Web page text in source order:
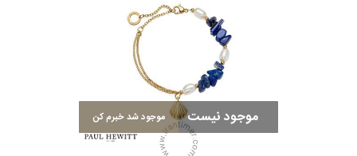
موجود نیست موجود شد خبرم کن